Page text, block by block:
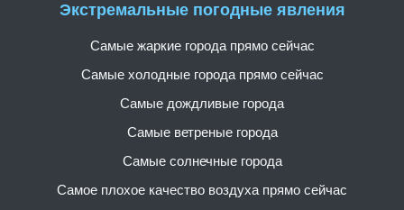
Экстремальные погодные явления
Самые жаркие города прямо сейчас
Самые холодные города прямо сейчас
Самые дождливые города
Самые ветреные города
Самые солнечные города
Самое плохое качество воздуха прямо сейчас